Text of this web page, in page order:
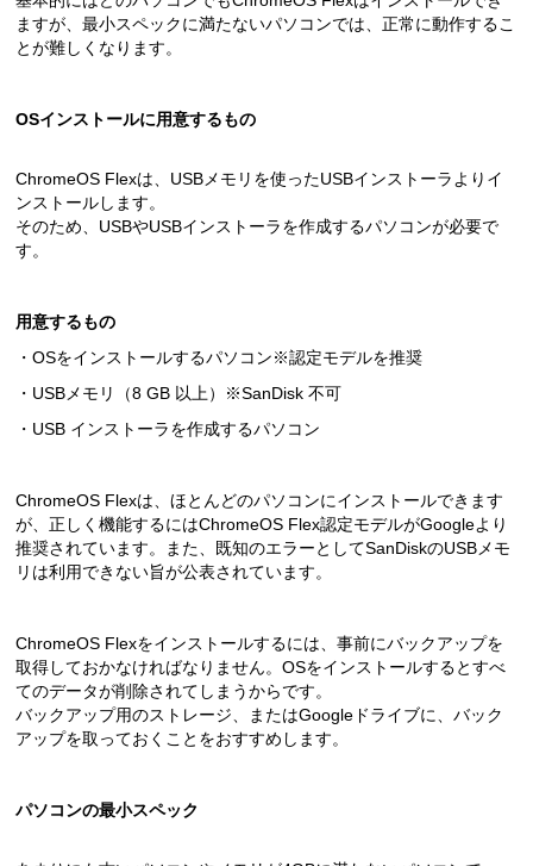
ますが、最小スペックに満たないパソコンでは、正常に動作するこ
とが難しくなります。
OSインストールに用意するもの
ChromeOS Flexは、USBメモリを使ったUSBインストーラよりイ
ンストールします。
そのため、USBやUSBインストーラを作成するパソコンが必要で
す。
用意するもの
・OSをインストールするパソコン※認定モデルを推奨
・USBメモリ（8 GB 以上）※SanDisk 不可
・USB インストーラを作成するパソコン
ChromeOS Flexは、ほとんどのパソコンにインストールできます
が、正しく機能するにはChromeOS Flex認定モデルがGoogleより
推奨されています。また、既知のエラーとしてSanDiskのUSBメモ
リは利用できない旨が公表されています。
ChromeOS Flexをインストールするには、事前にバックアップを
取得しておかなければなりません。OSをインストールするとすべ
てのデータが削除されてしまうからです。
バックアップ用のストレージ、またはGoogleドライブに、バック
アップを取っておくことをおすすめします。
パソコンの最小スペック